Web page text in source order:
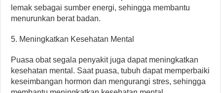
lemak sebagai sumber energi, sehingga membantu
menurunkan berat badan.
5. Meningkatkan Kesehatan Mental
Puasa obat segala penyakit juga dapat meningkatkan
kesehatan mental. Saat puasa, tubuh dapat memperbaiki
keseimbangan hormon dan mengurangi stres, sehingga